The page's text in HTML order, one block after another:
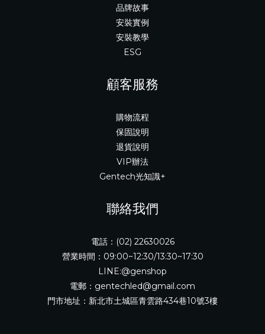
品牌故事
安裝實例
安裝教學
ESG
顧客服務
購物流程
保固說明
退貨說明
VIP辦法
Gentech光知識+
聯絡我們
電話：(02) 22630026
營業時間：09:00~12:30/13:30~17:30
LINE:@genshop
電郵：gentechled@gmail.com
門市地址：新北市土城區青雲路434巷10號3樓